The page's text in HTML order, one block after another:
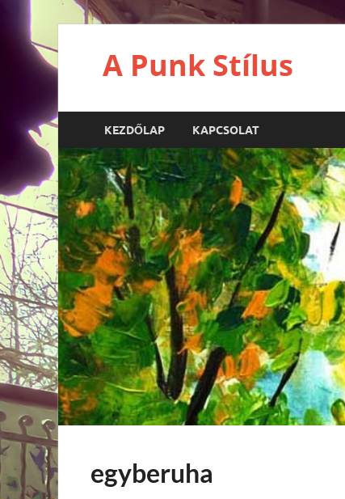
A Punk Stílus
KEZDŐLAP KAPCSOLAT
egyberuha